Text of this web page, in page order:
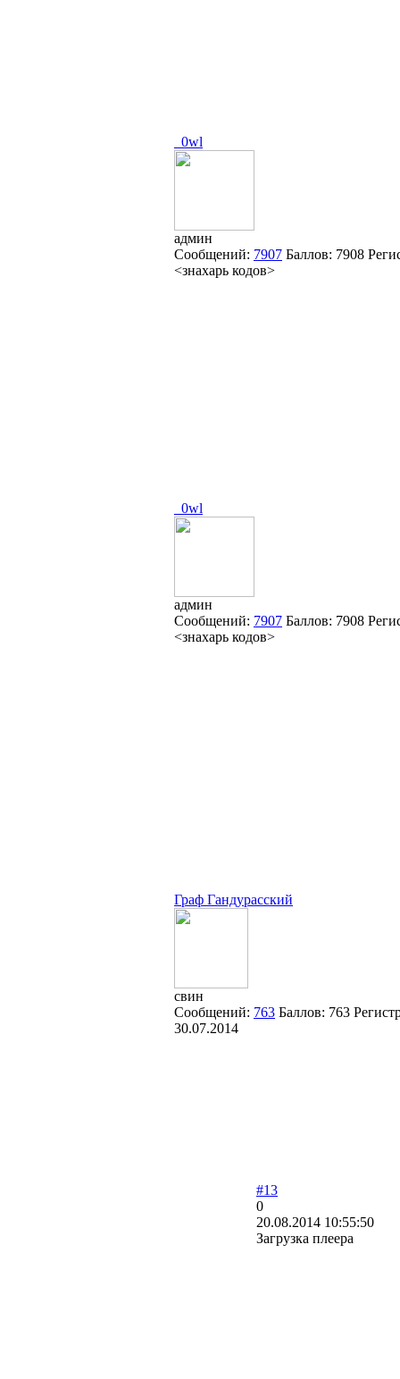
_0wl
админ
Сообщений: 7907 Баллов: 7908
<знахарь кодов>
_0wl
админ
Сообщений: 7907 Баллов: 7908
<знахарь кодов>
Граф Гандурасский
свин
Сообщений: 763 Баллов: 763
30.07.2014
#13
0
20.08.2014 10:55:50
Загрузка плеера